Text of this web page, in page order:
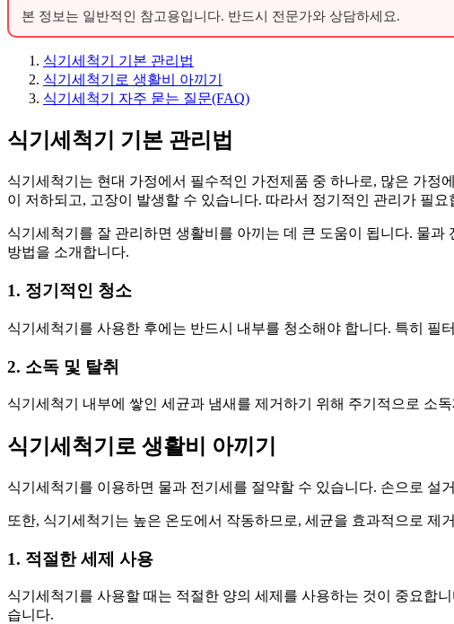
본 정보는 일반적인 참고용입니다. 반드시 전문가와 상담하세요.
식기세척기 기본 관리법
식기세척기로 생활비 아끼기
식기세척기 자주 묻는 질문(FAQ)
식기세척기 기본 관리법
식기세척기는 현대 가정에서 필수적인 가전제품 중 하나로, 많은 가
이 저하되고, 고장이 발생할 수 있습니다. 따라서 정기적인 관리가 필요
식기세척기를 잘 관리하면 생활비를 아끼는 데 큰 도움이 됩니다. 물
방법을 소개합니다.
1. 정기적인 청소
식기세척기를 사용한 후에는 반드시 내부를 청소해야 합니다. 특히
2. 소독 및 탈취
식기세척기 내부에 쌓인 세균과 냄새를 제거하기 위해 주기적으로 소
식기세척기로 생활비 아끼기
식기세척기를 이용하면 물과 전기세를 절약할 수 있습니다. 손으로
또한, 식기세척기는 높은 온도에서 작동하므로, 세균을 효과적으로
1. 적절한 세제 사용
식기세척기를 사용할 때는 적절한 양의 세제를 사용하는 것이 중요합
습니다.